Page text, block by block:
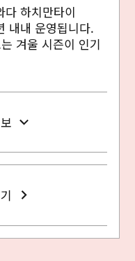
다 하치만타이
내내 운영됩니다.
겨울 시즌이 인기